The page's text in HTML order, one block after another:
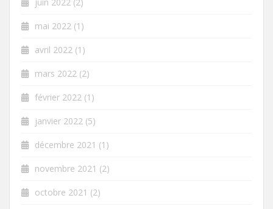
mai 2022 (1)
avril 2022 (1)
mars 2022 (2)
février 2022 (1)
janvier 2022 (5)
décembre 2021 (1)
novembre 2021 (2)
octobre 2021 (2)